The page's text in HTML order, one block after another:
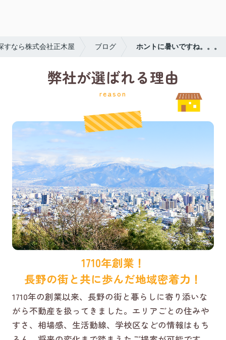
すなら株式会社正木屋 ブログ ホントに暑いですね。。。
弊社が選ばれる理由
reason
1710年創業！
長野の街と共に歩んだ地域密着力！
1710年の創業以来、長野の街と暮らしに寄り添いな
がら不動産を扱ってきました。エリアごとの住みや
すさ、相場感、生活動線、学校区などの情報はもち